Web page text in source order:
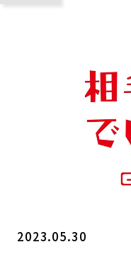
2023.05.30